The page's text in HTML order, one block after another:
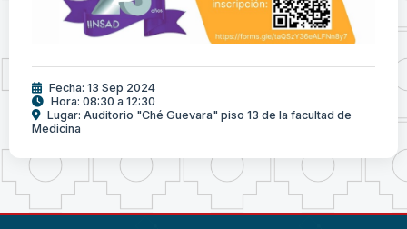
Fecha: 13 Sep 2024
Hora: 08:30 a 12:30
Lugar: Auditorio "Ché Guevara" piso 13 de la facultad de
Medicina